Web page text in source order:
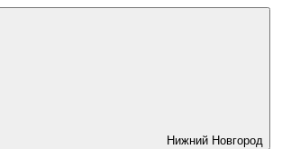
Нижний Новгород